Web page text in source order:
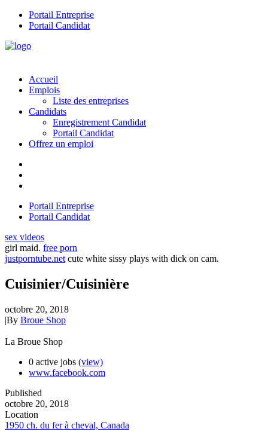
Portail Entreprise
Portail Candidat
Accueil
Emplois
Liste des entreprises
Candidats
Enregistrement Candidat
Portail Candidat
Offrez un emploi
Portail Entreprise
Portail Candidat
sex videos
girl maid. free porn
justporntube.net cute white sissy plays with dick on cam.
Cuisinier/Cuisinière
octobre 20, 2018
|By Broue Shop
La Broue Shop
0 active jobs (view)
www.facebook.com
Published
octobre 20, 2018
Location
1950 ch. du fer à cheval, Canada